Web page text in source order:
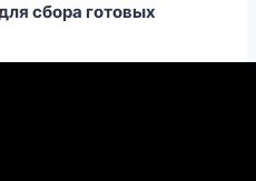
сбора готовых